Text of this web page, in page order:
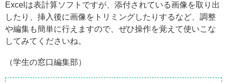
Excelは表計算ソフトですが、添付されている画像を取り出
したり、挿入後に画像をトリミングしたりするなど、調整
や編集も簡単に行えますので、ぜひ操作を覚えて使いこな
してみてくださいね。
（学生の窓口編集部）